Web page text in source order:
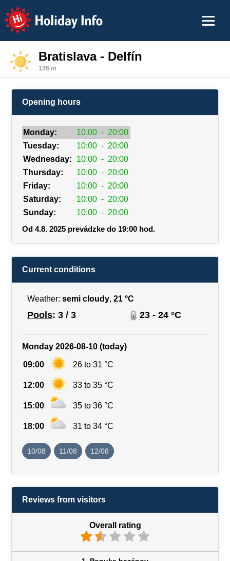
Holiday Info
Bratislava - Delfín
136 m
Opening hours
Monday: 10:00 - 20:00
Tuesday:
10:00 - 20:00
Wednesday:
10:00 - 20:00
Thursday:
10:00 - 20:00
Friday:
10:00 - 20:00
Saturday:
10:00 - 20:00
Sunday:
10:00 - 20:00
Od 4.8. 2025 prevádzke do 19:00 hod.
Current conditions
Weather: semi cloudy, 21 °C
Pools: 3 / 3 23 - 24 °C
Monday 2026-08-10 (today)
09:00 26 to 31 °C
12:00 33 to 35 °C
15:00 35 to 36 °C
18:00 31 to 34 °C
10/08 11/08 12/08
Reviews from visitors
Overall rating